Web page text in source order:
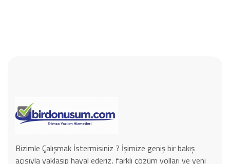
Bizimle Çalışmak İstermisiniz ? İşimize geniş bir bakış
açısıyla yaklaşıp hayal ederiz, farklı çözüm yolları ve yeni